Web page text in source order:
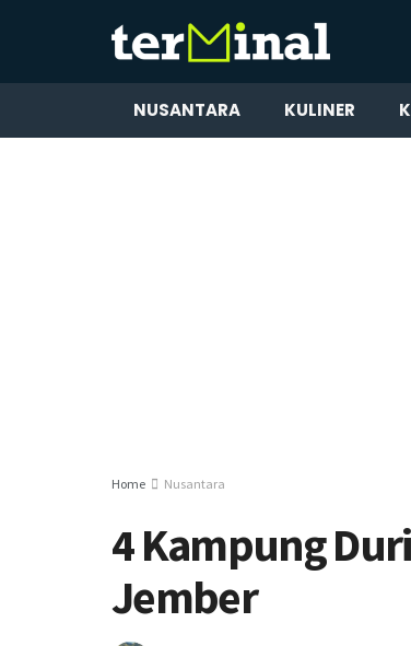
NUSANTARA KULINER
Home Nusantara
4 Kampung
Jember